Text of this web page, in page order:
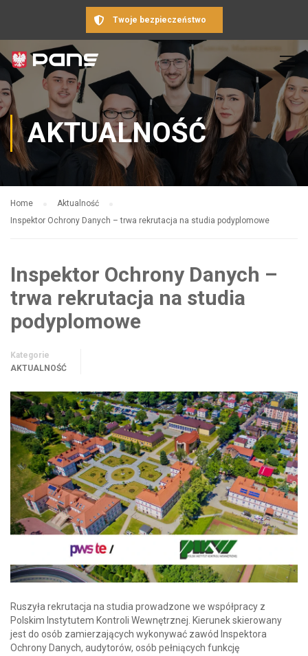
Twoje bezpieczeństwo
AKTUALNOŚĆ
Home
Aktualność
Inspektor Ochrony Danych – trwa rekrutacja na studia podyplomowe
Inspektor Ochrony Danych –
trwa rekrutacja na studia
podyplomowe
Kategorie
AKTUALNOŚĆ
Ruszyła rekrutacja na studia prowadzone we współpracy z
Polskim Instytutem Kontroli Wewnętrznej. Kierunek skierowany
jest do osób zamierzających wykonywać zawód Inspektora
Ochrony Danych, audytorów, osób pełniących funkcję